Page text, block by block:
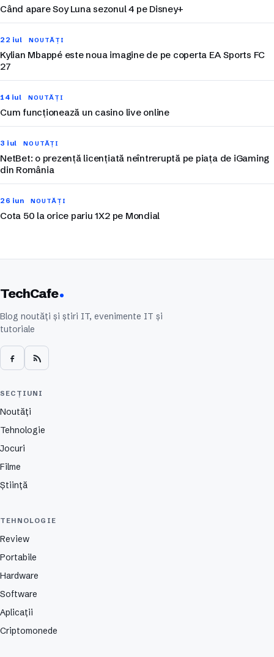
Când apare Soy Luna sezonul 4 pe Disney+
22 iul NOUTĂȚI
Kylian Mbappé este noua imagine de pe coperta EA Sports FC
27
14 iul NOUTĂȚI
Cum funcționează un casino live online
3 iul NOUTĂȚI
NetBet: o prezență licențiată neîntreruptă pe piața de iGaming
din România
26 iun NOUTĂȚI
Cota 50 la orice pariu 1X2 pe Mondial
TechCafe
Blog noutăți și știri IT, evenimente IT și
tutoriale
SECȚIUNI
Noutăți
Tehnologie
Jocuri
Filme
Știință
TEHNOLOGIE
Review
Portabile
Hardware
Software
Aplicații
Criptomonede